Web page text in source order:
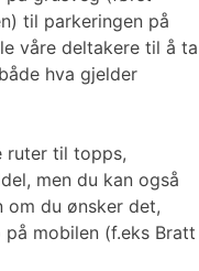
til parkeringen på
våre deltakere til å ta
hva gjelder
ruter til topps,
men du kan også
om du ønsker det,
mobilen (f.eks Bratt